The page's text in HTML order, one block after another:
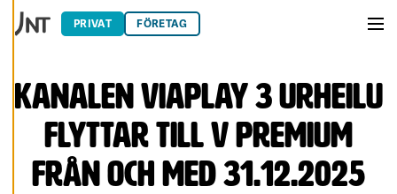
E
R
A
K
I
E
Hoppa till innehåll
PRIVAT FÖRETAG
Kanalen Viaplay 3 Urheilu
flyttar till V premium
från och med 31.12.2025